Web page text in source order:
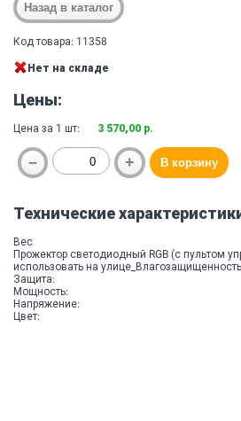
Код товара: 11358
Нет на складе
Цены:
Цена за 1 шт: 3 570,00 р.
Технические
Вес
Прожектор светодиодный RGB (с пультом
использовать на
Защита:
Мощность:
Напряжение:
Цвет: